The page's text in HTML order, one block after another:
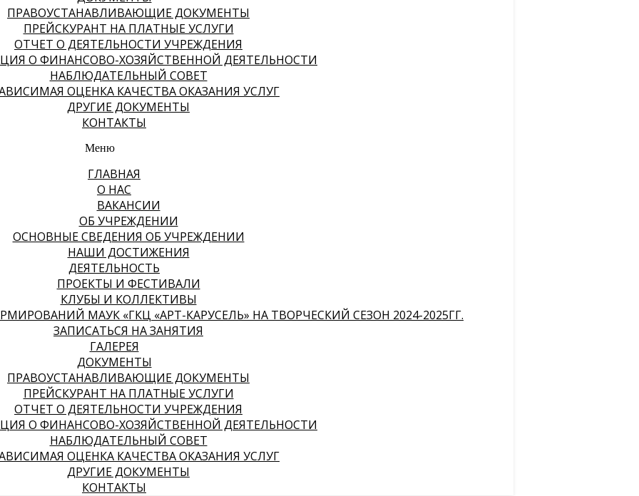
ПРАВОУСТАНАВЛИВАЮЩИЕ ДОКУМЕНТЫ
ПРЕЙСКУРАНТ НА ПЛАТНЫЕ УСЛУГИ
ОТЧЕТ О ДЕЯТЕЛЬНОСТИ УЧРЕЖДЕНИЯ
О ФИНАНСОВО-ХОЗЯЙСТВЕННОЙ ДЕЯТЕЛЬНОСТИ
НАБЛЮДАТЕЛЬНЫЙ СОВЕТ
ОЦЕНКА КАЧЕСТВА ОКАЗАНИЯ УСЛУГ
ДРУГИЕ ДОКУМЕНТЫ
КОНТАКТЫ
Меню
ГЛАВНАЯ
О НАС
ВАКАНСИИ
ОБ УЧРЕЖДЕНИИ
ОСНОВНЫЕ СВЕДЕНИЯ ОБ УЧРЕЖДЕНИИ
НАШИ ДОСТИЖЕНИЯ
ДЕЯТЕЛЬНОСТЬ
ПРОЕКТЫ И ФЕСТИВАЛИ
КЛУБЫ И КОЛЛЕКТИВЫ
МАУК «ГКЦ «АРТ-КАРУСЕЛЬ» НА ТВОРЧЕСКИЙ СЕЗОН 2024-2025ГГ.
ЗАПИСАТЬСЯ НА ЗАНЯТИЯ
ГАЛЕРЕЯ
ДОКУМЕНТЫ
ПРАВОУСТАНАВЛИВАЮЩИЕ ДОКУМЕНТЫ
ПРЕЙСКУРАНТ НА ПЛАТНЫЕ УСЛУГИ
ОТЧЕТ О ДЕЯТЕЛЬНОСТИ УЧРЕЖДЕНИЯ
О ФИНАНСОВО-ХОЗЯЙСТВЕННОЙ ДЕЯТЕЛЬНОСТИ
НАБЛЮДАТЕЛЬНЫЙ СОВЕТ
ОЦЕНКА КАЧЕСТВА ОКАЗАНИЯ УСЛУГ
ДРУГИЕ ДОКУМЕНТЫ
КОНТАКТЫ